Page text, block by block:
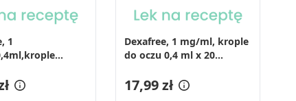
1
Dexafree, 1 mg/ml, krople
do oczu 0,4 ml x 20
równoległy, InPharm)
17,99 zł